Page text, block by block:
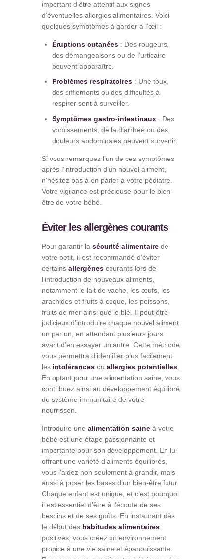
important d’être attentif aux signes
d’éventuelles allergies alimentaires. Voici
quelques symptômes à garder à l’œil :
Éruptions cutanées : Des rougeurs,
des démangeaisons ou de l’urticaire
peuvent apparaître.
Problèmes respiratoires : Une toux,
des sifflements ou des difficultés à
respirer sont à surveiller.
Symptômes gastro-intestinaux : Des
vomissements, de la diarrhée ou des
douleurs abdominales peuvent survenir.
Si vous remarquez l’un de ces symptômes
après l’introduction d’un nouvel aliment,
n’hésitez pas à en parler à votre pédiatre.
Votre vigilance est précieuse pour le bien-
être de votre bébé.
Éviter les allergènes courants
Pour garantir la sécurité alimentaire de
votre petit, il est recommandé d’éviter
certains allergènes courants lors de
l’introduction de nouveaux aliments,
notamment le lait de vache, les œufs, les
arachides et fruits à coque, les poissons,
fruits de mer ainsi que le blé. Il peut être
judicieux d’introduire chaque nouvel aliment
un par un, en attendant plusieurs jours
avant d’en essayer un autre. Cette méthode
vous permettra d’identifier plus facilement
les intolérances ou allergies potentielles.
En optant pour une alimentation saine, vous
contribuez ainsi au développement équilibré
du système immunitaire de votre
nourrisson.
Introduire une alimentation saine à votre
bébé est une étape passionnante et
importante pour son développement. En lui
offrant une variété d’aliments équilibrés,
vous l’aidez non seulement à grandir, mais
aussi à poser les bases d’un bien-être futur.
Chaque enfant est unique, et c’est pourquoi
il est essentiel d’être à l’écoute de ses
besoins et de ses goûts. En instaurant dès
le début des habitudes alimentaires
positives, vous créez un environnement
propice à une vie saine et épanouissante.